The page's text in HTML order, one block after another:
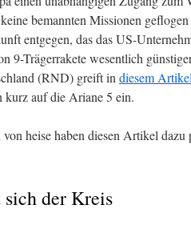
bemannten Missionen
entgegen, das das US-
9-Trägerrakete wesentlich
(RND) greift in diesem
kurz auf die Ariane 5 ein.
heise haben diesen Artikel
der Kreis